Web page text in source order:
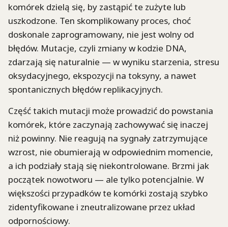
komórek dzielą się, by zastąpić te zużyte lub
uszkodzone. Ten skomplikowany proces, choć
doskonale zaprogramowany, nie jest wolny od
błędów. Mutacje, czyli zmiany w kodzie DNA,
zdarzają się naturalnie — w wyniku starzenia, stresu
oksydacyjnego, ekspozycji na toksyny, a nawet
spontanicznych błędów replikacyjnych.
Część takich mutacji może prowadzić do powstania
komórek, które zaczynają zachowywać się inaczej
niż powinny. Nie reagują na sygnały zatrzymujące
wzrost, nie obumierają w odpowiednim momencie,
a ich podziały stają się niekontrolowane. Brzmi jak
początek nowotworu — ale tylko potencjalnie. W
większości przypadków te komórki zostają szybko
zidentyfikowane i zneutralizowane przez układ
odpornościowy.